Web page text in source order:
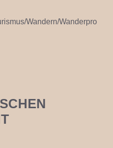
Wandern/Wanderpro